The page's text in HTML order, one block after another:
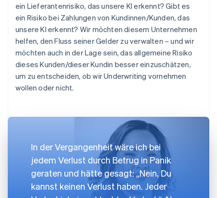
ein Lieferantenrisiko, das unsere KI erkennt? Gibt es
ein Risiko bei Zahlungen von Kundinnen/Kunden, das
unsere KI erkennt? Wir möchten diesem Unternehmen
helfen, den Fluss seiner Gelder zu verwalten – und wir
möchten auch in der Lage sein, das allgemeine Risiko
dieses Kunden/dieser Kundin besser einzuschätzen,
um zu entscheiden, ob wir Underwriting vornehmen
wollen oder nicht.
In der Vergangenheit wäre ich bei
jedem Verlust durch Betrug in Panik
geraten und hätte gesagt: „Nein, Du
kannst keinen Verlust haben. Jeder